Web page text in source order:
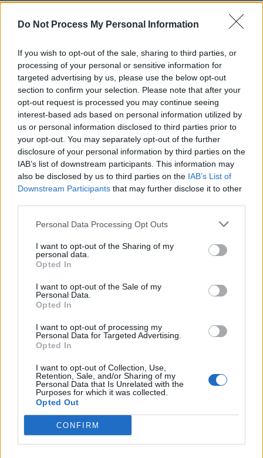
Do Not Process My Personal Information
If you wish to opt-out of the sale, sharing to third parties, or
processing of your personal or sensitive information for
targeted advertising by us, please use the below opt-out
section to confirm your selection. Please note that after your
opt-out request is processed you may continue seeing
interest-based ads based on personal information utilized by
us or personal information disclosed to third parties prior to
your opt-out. You may separately opt-out of the further
disclosure of your personal information by third parties on the
IAB’s list of downstream participants. This information may
also be disclosed by us to third parties on the IAB’s List of
Downstream Participants that may further disclose it to other
Personal Data Processing Opt Outs
I want to opt-out of the Sharing of my
personal data.
Opted In
I want to opt-out of the Sale of my
Personal Data.
Opted In
I want to opt-out of processing my
Personal Data for Targeted Advertising.
Opted In
I want to opt-out of Collection, Use,
Retention, Sale, and/or Sharing of my
Personal Data that Is Unrelated with the
Purposes for which it was collected.
Opted Out
CONFIRM
POT (Gavrilă)
PACE (Peia)
PDF (Lazarus)
PUSL (D. Voiculescu)
PNȚCD (Pavelescu)
PNCR (Terheș)
Partidul Patrioților (Surugiu)
FAR (Coarnă)
România pe Primul Loc (Ponta)
Altul
Arată rezultatele
Arhiva sondajelor
ad